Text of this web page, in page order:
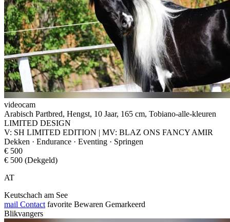
videocam
Arabisch Partbred, Hengst, 10 Jaar, 165 cm, Tobiano-alle-kleuren
LIMITED DESIGN
V: SH LIMITED EDITION | MV: BLAZ ONS FANCY AMIR
Dekken · Endurance · Eventing · Springen
€ 500
€ 500 (Dekgeld)
AT
Keutschach am See
mail Contact favorite Bewaren Gemarkeerd
Blikvangers